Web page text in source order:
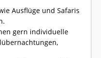
Ausflüge und Safaris
gern individuelle